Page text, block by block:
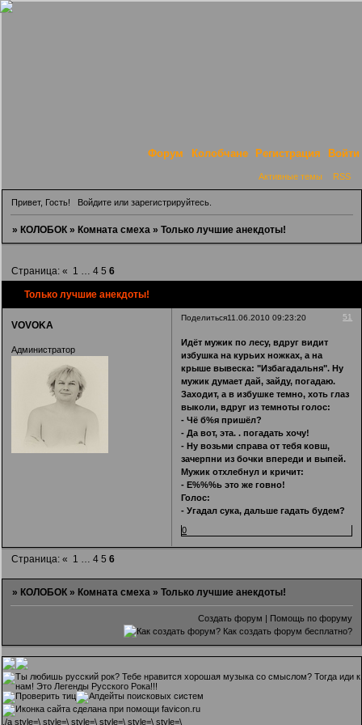
Форум Колобчане Регистрация Войти
Активные темы RSS
Привет, Гость! Войдитеили зарегистрируйтесь.
»КОЛОБОК »Комната смеха »Только лучшие анекдоты!
Только лучшие анекдоты!
Страница:« 1 … 4 5 6
Поделиться 51
11.06.2010 09:23:20
VOVOKA
Администратор
Идёт мужик по лесу, вдруг видит
избушка на курьих ножках, а на
крыше вывеска: "Избагадальня". Ну
мужик думает дай, зайду, погадаю.
Заходит, а в избушке темно, хоть глаз
выколи, вдруг из темноты голос:
- Чё б%я пришёл?
- Да вот, эта. . погадать хочу!
- Ну возьми справа от тебя ковш,
зачерпни из бочки впереди и выпей.
Мужик отхлебнул и кричит:
- Е%%%ь это же говно!
Голос:
- Угадал сука, дальше гадать будем?
0
Страница:« 1 4 5 6
» КОЛОБОК » Комната смеха »Только лучшие анекдоты!
Создать форум | Помощь по форуму
/a style=\ style=\ style=\ style=\ style=\ style=\